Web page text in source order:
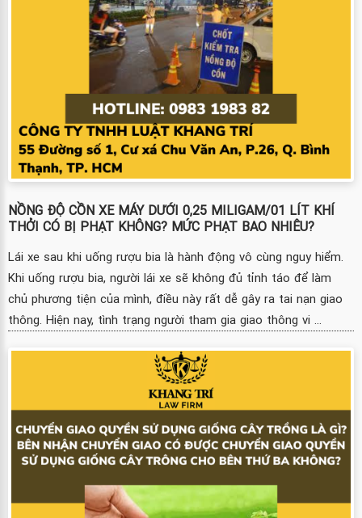
NỒNG ĐỘ CỒN XE MÁY DƯỚI 0,25 MILIGAM/01 LÍT KHÍ
THỞI CÓ BỊ PHẠT KHÔNG? MỨC PHẠT BAO NHIÊU?
Lái xe sau khi uống rượu bia là hành động vô cùng nguy hiểm.
Khi uống rượu bia, người lái xe sẽ không đủ tỉnh táo để làm
chủ phương tiện của mình, điều này rất dễ gây ra tai nạn giao
thông. Hiện nay, tình trạng người tham gia giao thông vi ...